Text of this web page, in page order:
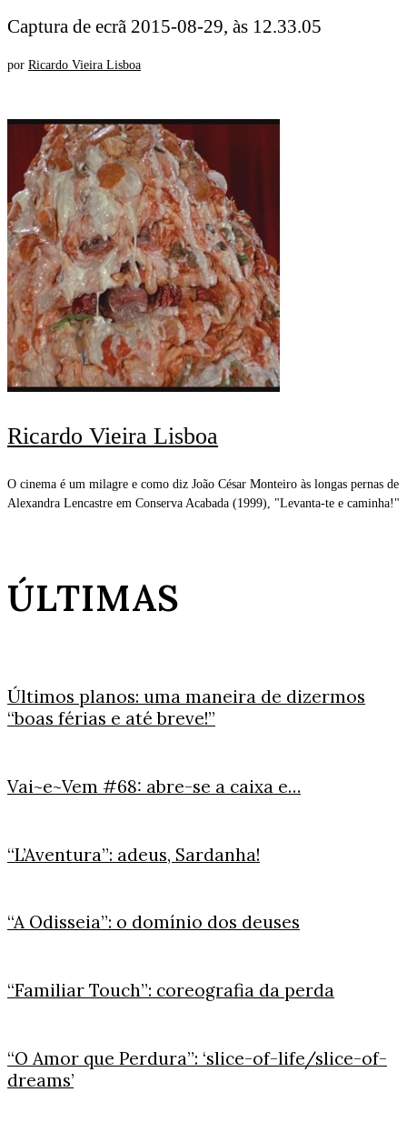
Captura de ecrã 2015-08-29, às 12.33.05
por Ricardo Vieira Lisboa
Ricardo Vieira Lisboa
O cinema é um milagre e como diz João César Monteiro às longas pernas de
Alexandra Lencastre em Conserva Acabada (1999), "Levanta-te e caminha!"
ÚLTIMAS
Últimos planos: uma maneira de dizermos
“boas férias e até breve!”
Vai~e~Vem #68: abre-se a caixa e…
“L’Aventura”: adeus, Sardanha!
“A Odisseia”: o domínio dos deuses
“Familiar Touch”: coreografia da perda
“O Amor que Perdura”: ‘slice-of-life/slice-of-
dreams’